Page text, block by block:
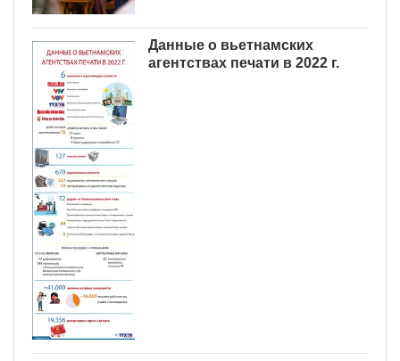
Данные о вьетнамских
агентствах печати в 2022 г.